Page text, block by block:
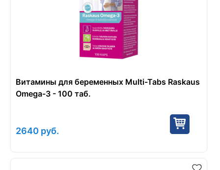
Витамины для беременных Multi-Tabs Raskaus
Omega-3 - 100 таб.
2640 руб.